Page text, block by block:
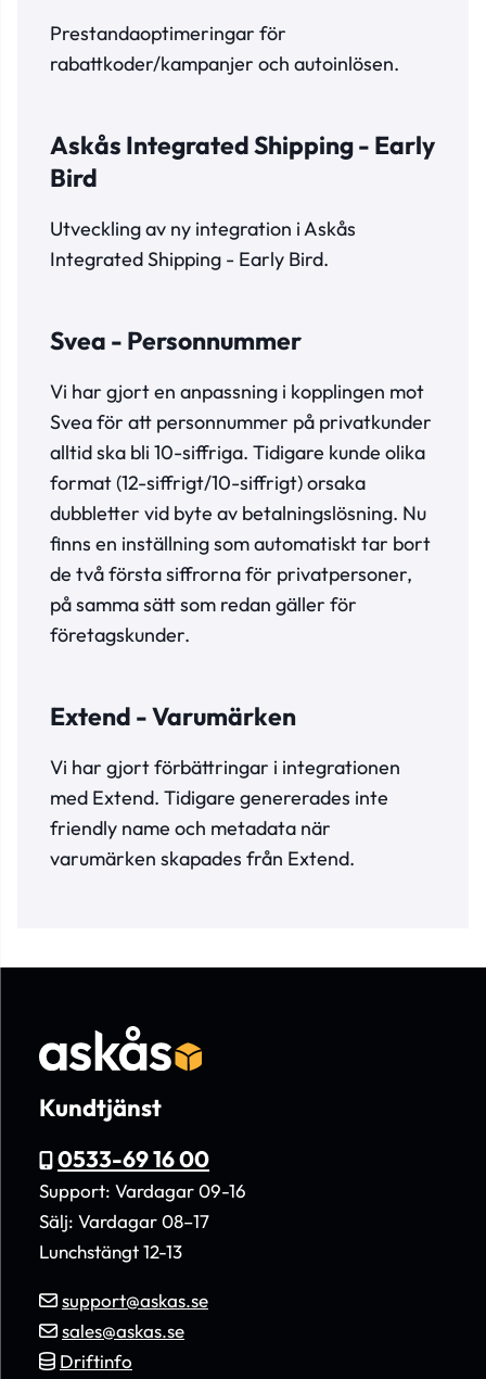
Prestandaoptimeringar för
rabattkoder/kampanjer och autoinlösen.
Askås Integrated Shipping - Early
Bird
Utveckling av ny integration i Askås
Integrated Shipping - Early Bird.
Svea - Personnummer
Vi har gjort en anpassning i kopplingen mot
Svea för att personnummer på privatkunder
alltid ska bli 10-siffriga. Tidigare kunde olika
format (12-siffrigt/10-siffrigt) orsaka
dubbletter vid byte av betalningslösning. Nu
finns en inställning som automatiskt tar bort
de två första siffrorna för privatpersoner,
på samma sätt som redan gäller för
företagskunder.
Extend - Varumärken
Vi har gjort förbättringar i integrationen
med Extend. Tidigare genererades inte
friendly name och metadata när
varumärken skapades från Extend.
Kundtjänst
0533-69 16 00
Support: Vardagar 09-16
Sälj: Vardagar 08–17
Lunchstängt 12-13
support@askas.se
sales@askas.se
Driftinfo